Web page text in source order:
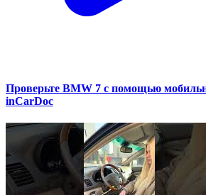
Проверьте BMW 7 с помощью
inCarDoc